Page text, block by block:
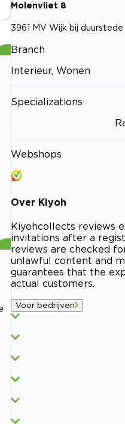
Molenvliet 8
3961 MV Wijk bij duurstede
Branch
Interieur, Wonen
Specializations
Webshops
Over Kiyoh
Kiyohcollects reviews
invitations after a
reviews are checked
unlawful content and
guarantees that the
actual customers.
Voor bedrijven